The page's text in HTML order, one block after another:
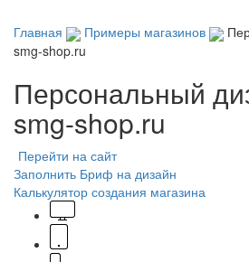
Главная Примеры магазинов
smg-shop.ru
Персональный
smg-shop.ru
Перейти на сайт
Заполнить Бриф на дизайн
Калькулятор создания магазина